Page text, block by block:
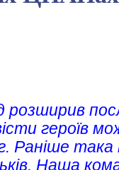
розширив
героїв
Раніше
Наша